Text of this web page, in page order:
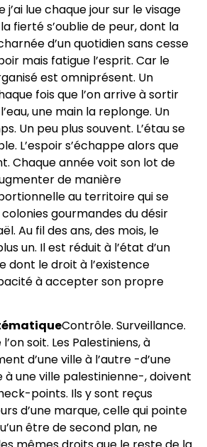
j’ai lue chaque jour sur le visage
fierté s’oublie de peur, dont la
d’un quotidien sans cesse
mais fatigue l’esprit. Car le
est omniprésent. Un
fois que l’on arrive à sortir
une main la replonge. Un
Un peu plus souvent. L’étau se
L’espoir s’échappe alors que
Chaque année voit son lot de
de manière
au territoire qui se
gourmandes du désir
Au fil des ans, des mois, le
un. Il est réduit à l’état d’un
dont le droit à l’existence
à accepter son propre
Contrôle. Surveillance.
soit. Les Palestiniens, à
d’une ville à l’autre -d’une
à une ville palestinienne-, doivent
points. Ils y sont reçus
d’une marque, celle qui pointe
être de second plan, ne